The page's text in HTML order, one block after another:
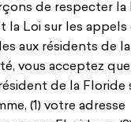
de respecter la
la Loi sur les appels
aux résidents de la
vous acceptez
de la Floride
(1) votre adresse